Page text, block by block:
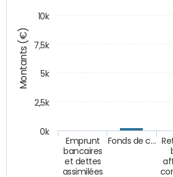
Montants (€)
Emprunt
bancaires
et dettes
assimilées
Fonds de c…
0k
2,5k
5k
7,5k
10k